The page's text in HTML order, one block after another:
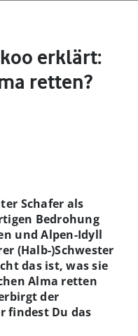
erklärt:
retten?
Schafer als
Bedrohung
und Alpen-Idyll
(Halb-)Schwester
das ist, was sie
Alma retten
der
findest Du das